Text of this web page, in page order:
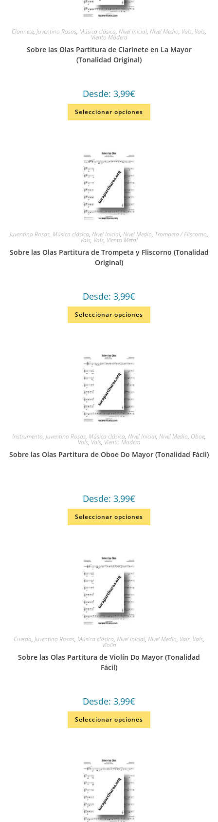
Clarinete, Juventino Rosas, Música clásica, Nivel Inicial, Nivel Medio, Vals, Vals,
Viento Madera
Sobre las Olas Partitura de Clarinete en La Mayor
(Tonalidad Original)
Desde: 3,99€
Seleccionar opciones
Juventino Rosas, Música clásica, Nivel Inicial, Nivel Medio, Trompeta / Fliscorno,
Vals, Vals, Viento Metal
Sobre las Olas Partitura de Trompeta y Fliscorno (Tonalidad
Original)
Desde: 3,99€
Seleccionar opciones
Instrumento, Juventino Rosas, Música clásica, Nivel Inicial, Nivel Medio, Oboe,
Vals, Vals, Viento Madera
Sobre las Olas Partitura de Oboe Do Mayor (Tonalidad Fácil)
Desde: 3,99€
Seleccionar opciones
Cuerda, Juventino Rosas, Música clásica, Nivel Inicial, Nivel Medio, Vals, Vals,
Violín
Sobre las Olas Partitura de Violín Do Mayor (Tonalidad
Fácil)
Desde: 3,99€
Seleccionar opciones